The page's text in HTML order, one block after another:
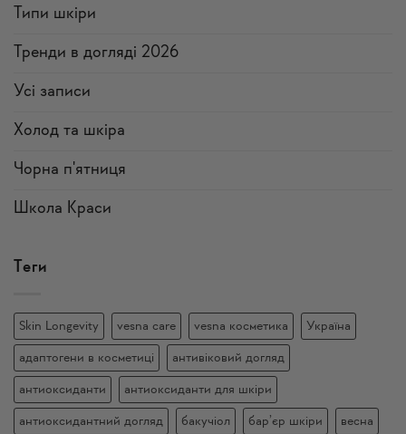
Типи шкіри
Тренди в догляді 2026
Усi записи
Холод та шкіра
Чорна п'ятниця
Школа Краси
Теги
Skin Longevity vesna care vesna косметика Україна
адаптогени в косметиці антивіковий догляд
антиоксиданти антиоксиданти для шкіри
антиоксидантний догляд бакучіол бар’єр шкіри весна